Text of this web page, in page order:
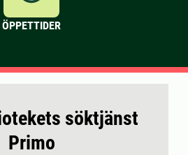
ÖPPETTIDER
söktjänst
Primo